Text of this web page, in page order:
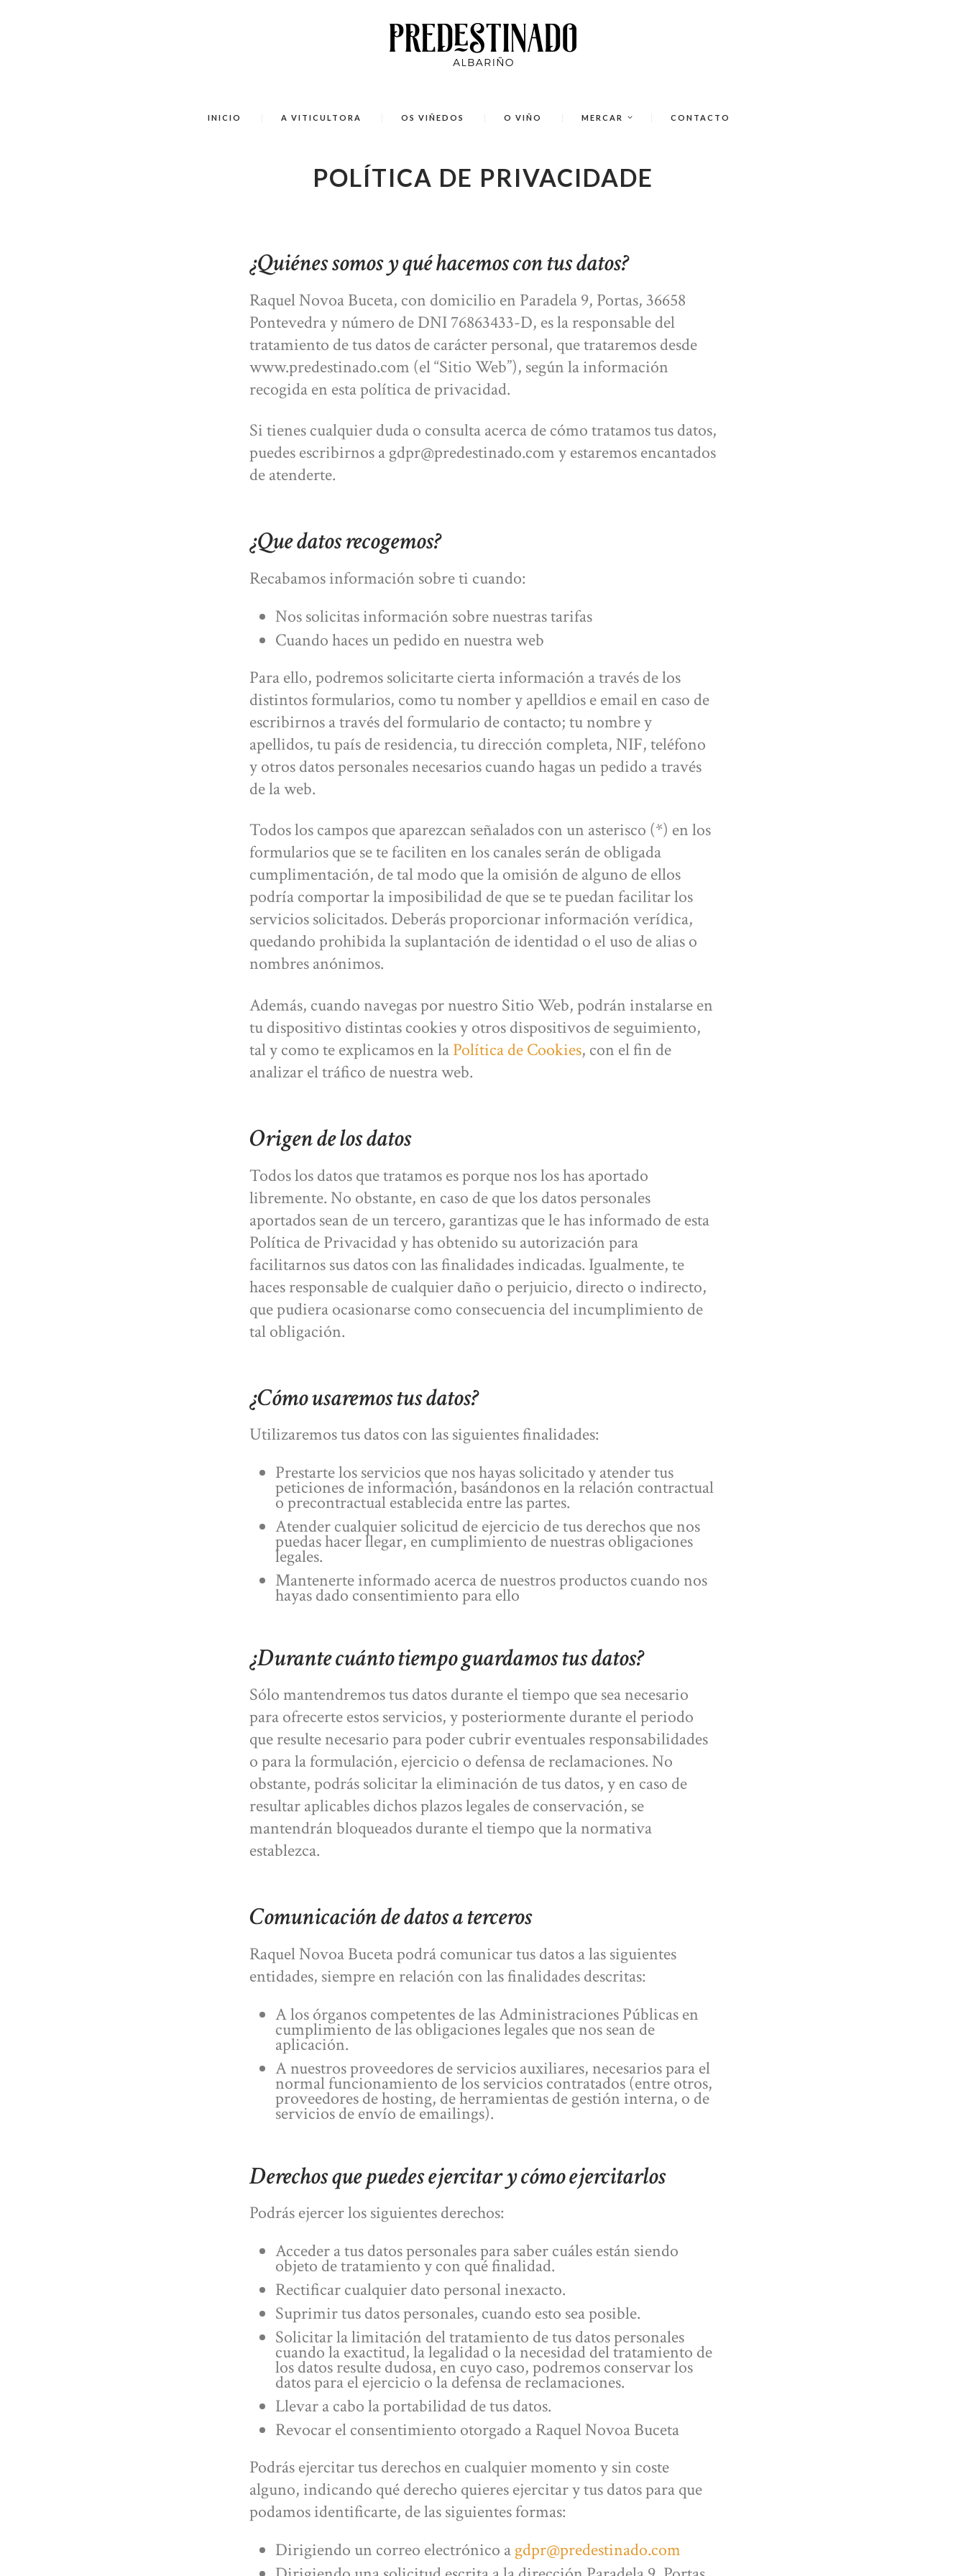
INICIO A VITICULTORA OS VIÑEDOS O VIÑO MERCAR CONTACTO
POLÍTICA DE PRIVACIDADE
¿Quiénes somos y qué hacemos con tus datos?
Raquel Novoa Buceta, con domicilio en Paradela 9, Portas, 36658
Pontevedra y número de DNI 76863433-D, es la responsable del
tratamiento de tus datos de carácter personal, que trataremos desde
www.predestinado.com (el “Sitio Web”), según la información
recogida en esta política de privacidad.
Si tienes cualquier duda o consulta acerca de cómo tratamos tus datos,
puedes escribirnos a gdpr@predestinado.com y estaremos encantados
de atenderte.
¿Que datos recogemos?
Recabamos información sobre ti cuando:
Nos solicitas información sobre nuestras tarifas
Cuando haces un pedido en nuestra web
Para ello, podremos solicitarte cierta información a través de los
distintos formularios, como tu nomber y apelldios e email en caso de
escribirnos a través del formulario de contacto; tu nombre y
apellidos, tu país de residencia, tu dirección completa, NIF, teléfono
y otros datos personales necesarios cuando hagas un pedido a través
de la web.
Todos los campos que aparezcan señalados con un asterisco (*) en los
formularios que se te faciliten en los canales serán de obligada
cumplimentación, de tal modo que la omisión de alguno de ellos
podría comportar la imposibilidad de que se te puedan facilitar los
servicios solicitados. Deberás proporcionar información verídica,
quedando prohibida la suplantación de identidad o el uso de alias o
nombres anónimos.
Además, cuando navegas por nuestro Sitio Web, podrán instalarse en
tu dispositivo distintas cookies y otros dispositivos de seguimiento,
tal y como te explicamos en laPolítica de Cookies, con el fin de
analizar el tráfico de nuestra web.
Origen de los datos
Todos los datos que tratamos es porque nos los has aportado
libremente. No obstante, en caso de que los datos personales
aportados sean de un tercero, garantizas que le has informado de esta
Política de Privacidad y has obtenido su autorización para
facilitarnos sus datos con las finalidades indicadas. Igualmente, te
haces responsable de cualquier daño o perjuicio, directo o indirecto,
que pudiera ocasionarse como consecuencia del incumplimiento de
tal obligación.
¿Cómo usaremos tus datos?
Utilizaremos tus datos con las siguientes finalidades:
Prestarte los servicios que nos hayas solicitado y atender tus
peticiones de información, basándonos en la relación contractual
o precontractual establecida entre las partes.
Atender cualquier solicitud de ejercicio de tus derechos que nos
puedas hacer llegar, en cumplimiento de nuestras obligaciones
legales.
Mantenerte informado acerca de nuestros productos cuando nos
hayas dado consentimiento para ello
¿Durante cuánto tiempo guardamos tus datos?
Sólo mantendremos tus datos durante el tiempo que sea necesario
para ofrecerte estos servicios, y posteriormente durante el periodo
que resulte necesario para poder cubrir eventuales responsabilidades
o para la formulación, ejercicio o defensa de reclamaciones. No
obstante, podrás solicitar la eliminación de tus datos, y en caso de
resultar aplicables dichos plazos legales de conservación, se
mantendrán bloqueados durante el tiempo que la normativa
establezca.
Comunicación de datos a terceros
Raquel Novoa Buceta podrá comunicar tus datos a las siguientes
entidades, siempre en relación con las finalidades descritas:
A los órganos competentes de las Administraciones Públicas en
cumplimiento de las obligaciones legales que nos sean de
aplicación.
A nuestros proveedores de servicios auxiliares, necesarios para el
normal funcionamiento de los servicios contratados (entre otros,
proveedores de hosting, de herramientas de gestión interna, o de
servicios de envío de emailings).
Derechos que puedes ejercitar y cómo ejercitarlos
Podrás ejercer los siguientes derechos:
Acceder a tus datos personales para saber cuáles están siendo
objeto de tratamiento y con qué finalidad.
Rectificar cualquier dato personal inexacto.
Suprimir tus datos personales, cuando esto sea posible.
Solicitar la limitación del tratamiento de tus datos personales
cuando la exactitud, la legalidad o la necesidad del tratamiento de
los datos resulte dudosa, en cuyo caso, podremos conservar los
datos para el ejercicio o la defensa de reclamaciones.
Llevar a cabo la portabilidad de tus datos.
Revocar el consentimiento otorgado a Raquel Novoa Buceta
Podrás ejercitar tus derechos en cualquier momento y sin coste
alguno, indicando qué derecho quieres ejercitar y tus datos para que
podamos identificarte, de las siguientes formas:
Dirigiendo un correo electrónico agdpr@predestinado.com